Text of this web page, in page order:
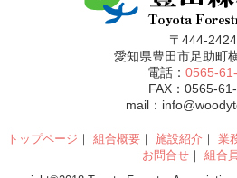
〒444-2424
愛知県豊田市足助町
電話： 0565-
FAX：0565-
mail：
トップページ ｜ 組合概要 ｜ 施設紹介 ｜ 業
お問合せ ｜
組合